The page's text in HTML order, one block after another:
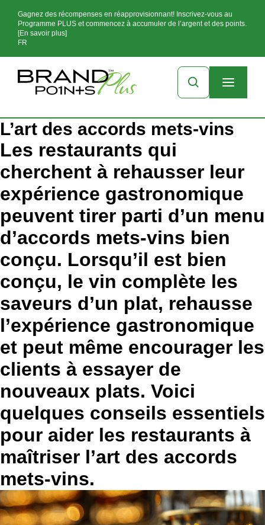
Gagnez des récompenses en réapprovisionnant! Inscrivez-vous au
Programme PLUS et commencez à accumuler de l’argent et des points.
[En savoir plus]
FR
L’art des accords mets-vins
Les restaurants qui
cherchent à rehausser leur
expérience gastronomique
peuvent tirer parti d’un menu
d’accords mets-vins bien
conçu. Lorsqu’il est bien
conçu, le vin complète les
saveurs d’un plat, rehausse
l’expérience gastronomique
et peut même encourager les
clients à essayer de
nouveaux plats. Voici
quelques conseils essentiels
pour aider les restaurants à
maîtriser l’art des accords
mets-vins.